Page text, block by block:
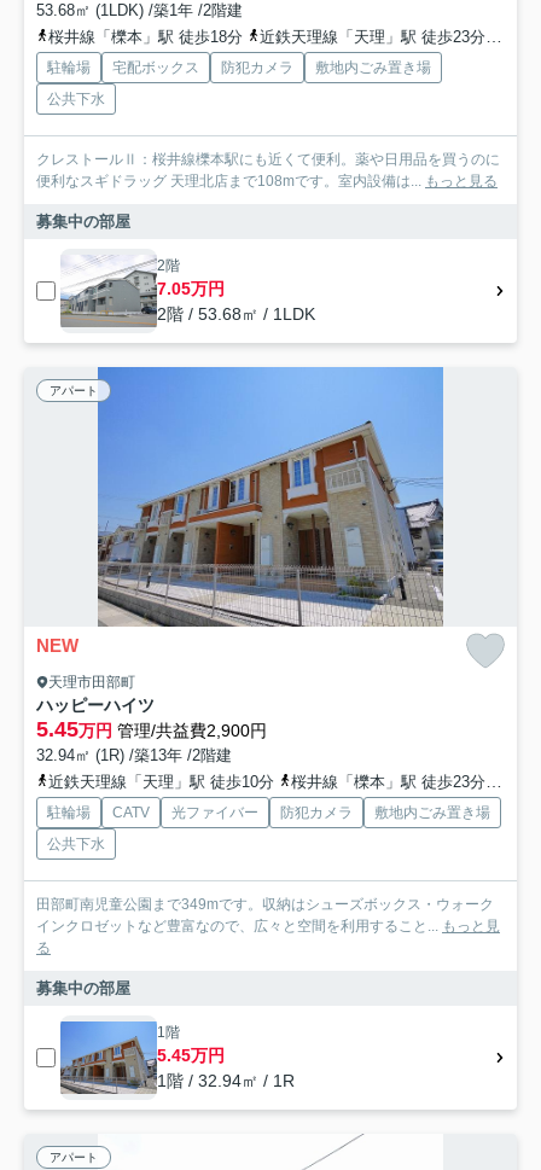
53.68㎡ (1LDK) /築1年 /2階建
桜井線「櫟本」駅 徒歩18分
近鉄天理線「天理」駅 徒歩23分
駐輪場 宅配ボックス 防犯カメラ
敷地内ごみ置き場
公共下水
クレストールⅡ：桜井線櫟本駅にも近くて便利。薬や日用品を買うのに
便利なスギドラッグ 天理北店まで108mです。室内設備は... もっと見る
募集中の部屋
2階
7.05万円
2階 / 53.68㎡ / 1LDK
アパート
NEW
天理市田部町
ハッピーハイツ
5.45万円 管理/共益費2,900円
32.94㎡ (1R) /築13年 /2階建
近鉄天理線「天理」駅 徒歩10分
桜井線「櫟本」駅 徒歩23分
駐輪場 CATV 光ファイバー 防犯カメラ
敷地内ごみ置き場
公共下水
田部町南児童公園まで349mです。収納はシューズボックス・ウォーク
インクロゼットなど豊富なので、広々と空間を利用すること... もっと見
る
募集中の部屋
1階
5.45万円
1階 / 32.94㎡ / 1R
アパート